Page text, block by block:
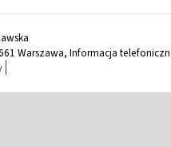
Warszawa, Informacja